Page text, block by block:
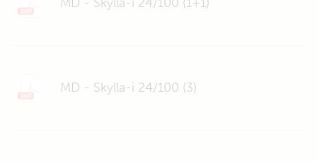
MD - Skylla-i 24/100 (3)